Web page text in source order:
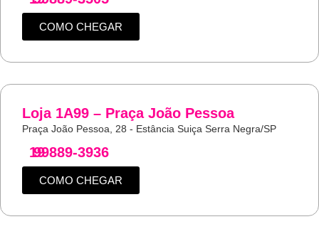
COMO CHEGAR
Loja 1A99 – Praça João Pessoa
Praça João Pessoa, 28 - Estância Suiça Serra Negra/SP
19
99889-3936
COMO CHEGAR